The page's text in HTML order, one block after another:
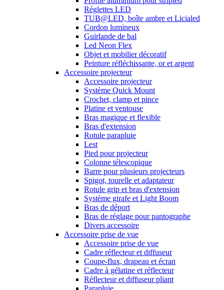
Réglettes LED
TUB@LED, boîte ambre et Licialed
Cordon lumineux
Guirlande de bal
Led Neon Flex
Objet et mobilier décoratif
Peinture réfléchissante, or et argent
Accessoire projecteur
Accessoire projecteur
Système Quick Mount
Crochet, clamp et pince
Platine et ventouse
Bras magique et flexible
Bras d'extension
Rotule parapluie
Lest
Pied pour projecteur
Colonne télescopique
Barre pour plusieurs projecteurs
Spigot, tourelle et adaptateur
Rotule grip et bras d'extension
Système girafe et Light Boom
Bras de déport
Bras de réglage pour pantographe
Divers accessoire
Accessoire prise de vue
Accessoire prise de vue
Cadre réflecteur et diffuseur
Coupe-flux, drapeau et écran
Cadre à gélatine et réflecteur
Réflecteur et diffuseur pliant
Parapluie